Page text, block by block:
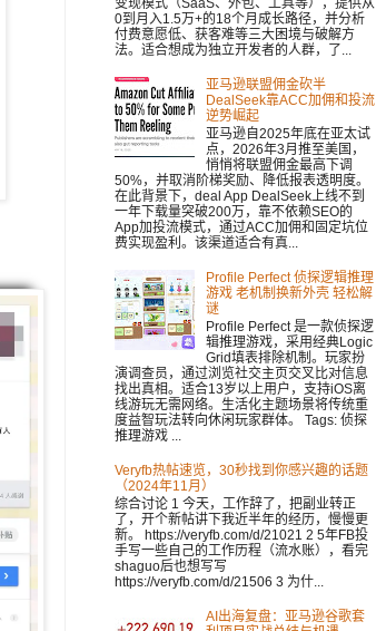
0到月入1.5万+的18个月成长路径，并分析
付费意愿低、获客难等三大困境与破解方
法。适合想成为独立开发者的人群，了...
亚马逊联盟佣金砍半
DealSeek靠ACC加佣和投流
逆势崛起
亚马逊自2025年底在亚太试
点，2026年3月推至美国，
悄悄将联盟佣金最高下调
50%，并取消阶梯奖励、降低报表透明度。
在此背景下，deal App DealSeek上线不到
一年下载量突破200万，靠不依赖SEO的
App加投流模式，通过ACC加佣和固定坑位
费实现盈利。该渠道适合有真...
Profile Perfect 侦探逻辑推理
游戏 老机制换新外壳 轻松解
谜
Profile Perfect 是一款侦探逻
辑推理游戏，采用经典Logic
Grid填表排除机制。玩家扮
演调查员，通过浏览社交主页交叉比对信息
找出真相。适合13岁以上用户，支持iOS离
线游玩无需网络。生活化主题场景将传统重
度益智玩法转向休闲玩家群体。 Tags: 侦探
推理游戏 ...
Veryfb热帖速览，30秒找到你感兴趣的话题
（2024年11月）
综合讨论 1 今天，工作辞了，把副业转正
了，开个新帖讲下我近半年的经历，慢慢更
新。 https://veryfb.com/d/21021 2 5年FB投
手写一些自己的工作历程（流水账），看完
shaguo后也想写写
https://veryfb.com/d/21506 3 为什...
AI出海复盘：亚马逊谷歌套